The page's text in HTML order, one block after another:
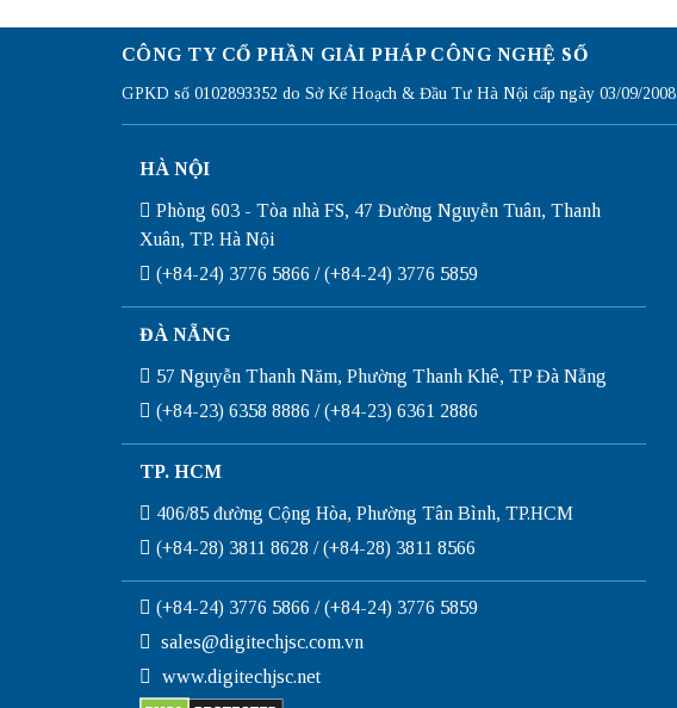
CÔNG TY CỔ PHẦN GIẢI PHÁP CÔNG NGHỆ SỐ
GPKD số 0102893352 do Sở Kế Hoạch & Đầu Tư Hà Nội cấp ngày 03/09/2008
HÀ NỘI
Phòng 603 - Tòa nhà FS, 47 Đường Nguyễn Tuân, Thanh
Xuân, TP. Hà Nội
(+84-24) 3776 5866 / (+84-24) 3776 5859
ĐÀ NẴNG
57 Nguyễn Thanh Năm, Phường Thanh Khê, TP Đà Nẵng
(+84-23) 6358 8886 / (+84-23) 6361 2886
TP. HCM
406/85 đường Cộng Hòa, Phường Tân Bình, TP.HCM
(+84-28) 3811 8628 / (+84-28) 3811 8566
(+84-24) 3776 5866 / (+84-24) 3776 5859
sales@digitechjsc.com.vn
www.digitechjsc.net